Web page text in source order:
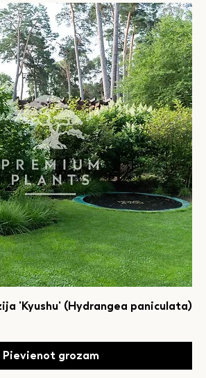
'Kyushu' (Hydrangea paniculata)
Pievienot grozam